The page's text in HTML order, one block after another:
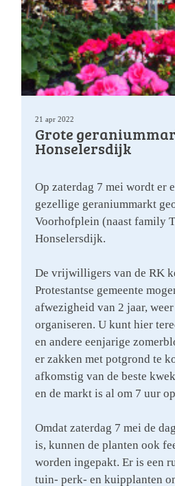
21 apr 2022
Grote
Honselersdijk
Op zaterdag 7 mei wordt er
gezellige geraniummarkt
Voorhofplein (naast family
Honselersdijk.
De vrijwilligers van de RK
Protestantse gemeente
afwezigheid van 2 jaar,
organiseren. U kunt hier
en andere eenjarige
er zakken met potgrond te
afkomstig van de beste
en de markt is al om 7 uur
Omdat zaterdag 7 mei de
is, kunnen de planten ook
worden ingepakt. Er is een
tuin- perk- en kuipplanten